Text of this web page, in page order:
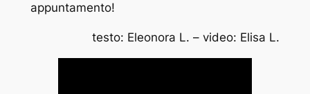
appuntamento!
testo: Eleonora L. – video: Elisa L.